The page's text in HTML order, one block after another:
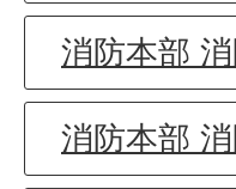
消防本部
消防本部